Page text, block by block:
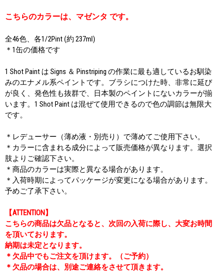
こちらのカラーは、マゼンタ です。
全46色、各1/2Pint (約 237ml)
＊1缶の価格です
1 Shot Paint は Signs ＆ Pinstriping の作業に最も適しているお馴染
みのエナメル系ペイントです。ブラシにつけた時、非常に延び
が良く、発色性も抜群で、日本製のペイントにないカラーが揃
います。1 Shot Paint は混ぜて使用できるので色の調節は無限大
です。
＊レデューサー（薄め液・別売り）で薄めてご使用下さい。
＊カラーに含まれる成分によって販売価格が異なります。選択
肢よりご確認下さい。
＊商品のカラーは実際と異なる場合があります。
＊入荷時期によってパッケージが変更になる場合があります。
予めご了承下さい。
【ATTENTION】
こちらの商品は欠品となると、次回の入荷に際し、大変お時間
を頂いております。
納期は未定となります。
＊欠品中でもご注文を頂けます。（ご予約）
＊欠品の場合は、別途ご連絡をさせて頂きます。